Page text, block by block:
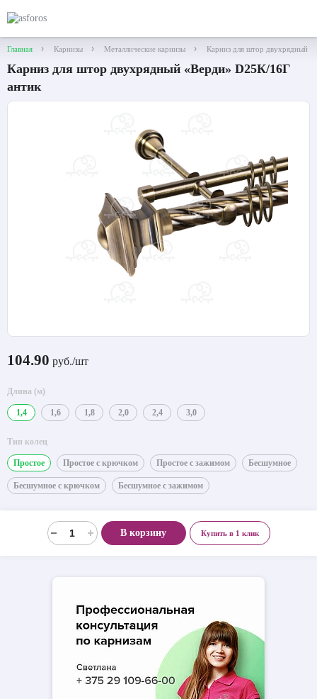
Главная Карнизы Металлические карнизы Карниз для штор двухрядный
Карниз для штор двухрядный «Верди» D25К/16Г
антик
104.90 руб./шт
Длина (м)
1,4 1,6 1,8 2,0 2,4 3,0
Тип колец
Простое Простое с крючком Простое с зажимом Бесшумное
Бесшумное с крючком Бесшумное с зажимом
В корзину Купить в 1 клик